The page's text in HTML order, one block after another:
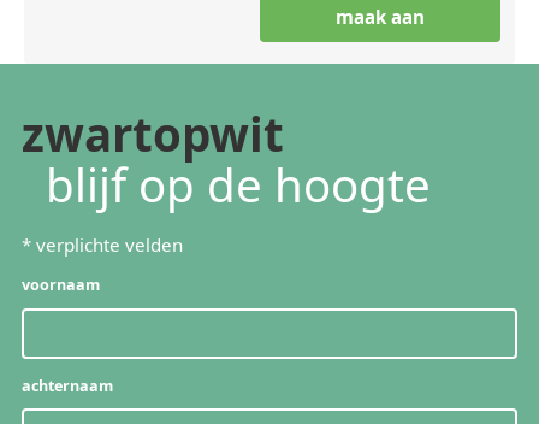
zwartopwit
blijf op de hoogte
* verplichte velden
voornaam
achternaam